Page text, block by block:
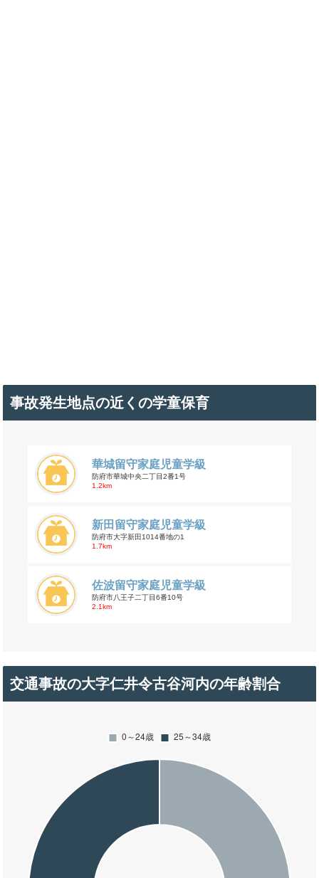
事故発生地点の近くの学童保育
華城留守家庭児童学級
防府市華城中央二丁目2番1号
1.2km
新田留守家庭児童学級
防府市大字新田1014番地の1
1.7km
佐波留守家庭児童学級
防府市八王子二丁目6番10号
2.1km
交通事故の大字仁井令古谷河内の年齢割合